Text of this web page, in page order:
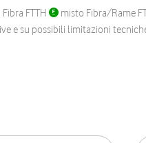
FTTH misto Fibra/Rame
e su possibili limitazioni